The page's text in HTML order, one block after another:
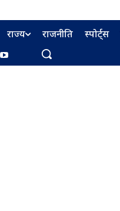
राज्य राजनीति स्पोर्ट्स